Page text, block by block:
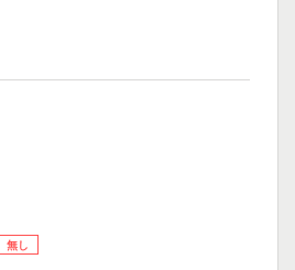
無し